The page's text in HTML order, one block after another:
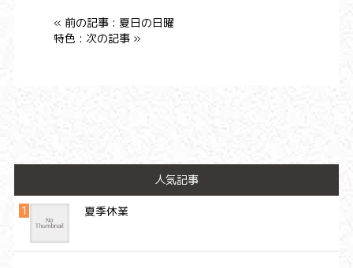
« 前の記事 : 夏日の日曜
特色 : 次の記事 »
人気記事
夏季休業